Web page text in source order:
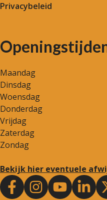
Privacybeleid
Maandag
Dinsdag
Woensdag
Donderdag
Vrijdag
Zaterdag
Zondag
Bekijk hier eventuele